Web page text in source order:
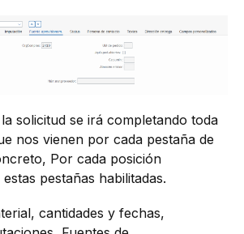
solicitud se irá completando toda
nos vienen por cada pestaña de
Por cada posición
pestañas habilitadas.
cantidades y fechas,